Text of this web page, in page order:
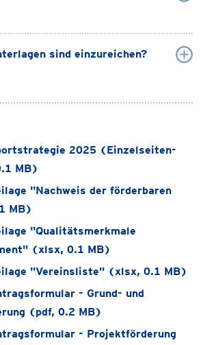
sind einzureichen?
2025 (Einzelseiten-
MB)
"Nachweis der förderbaren
MB)
"Qualitätsmerkmale
(xlsx, 0.1 MB)
"Vereinsliste" (xlsx, 0.1 MB)
- Grund- und
(pdf, 0.2 MB)
- Projektförderung